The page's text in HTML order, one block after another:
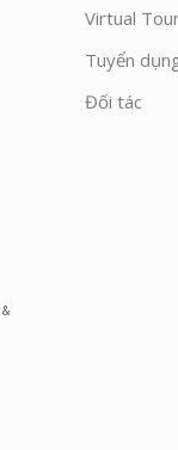
&
Virtual
Tuyển
Đối tác